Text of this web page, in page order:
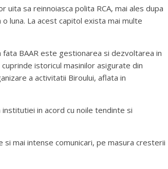
sa reinnoiasca polita RCA, mai ales dupa
luna. La acest capitol exista mai multe
BAAR este gestionarea si dezvoltarea in
istoricul masinilor asigurate din
a activitatii Biroului, aflata in
in acord cu noile tendinte si
si mai intense comunicari, pe masura cresterii